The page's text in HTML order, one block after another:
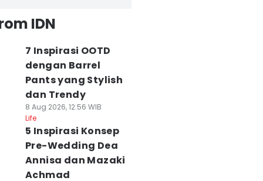
IDN
7 Inspirasi OOTD
dengan Barrel
Pants yang Stylish
dan Trendy
8 Aug 2026, 12:56 WIB
Life
5 Inspirasi Konsep
Pre-Wedding Dea
Annisa dan Mazaki
Achmad